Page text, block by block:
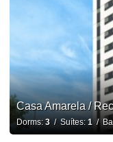
Casa Amarela /
Dorms: 3/ Suítes: 1/